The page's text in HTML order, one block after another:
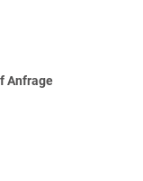
Anfrage